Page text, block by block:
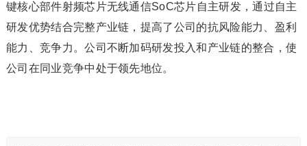
键核心部件射频芯片无线通信SoC芯片自主研发，通过自主
研发优势结合完整产业链，提高了公司的抗风险能力、盈利
能力、竞争力。公司不断加码研发投入和产业链的整合，使
公司在同业竞争中处于领先地位。